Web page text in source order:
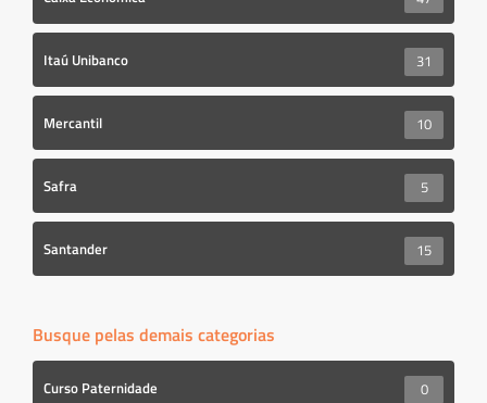
Itaú Unibanco 31
Mercantil 10
Safra 5
Santander 15
Busque pelas demais categorias
Curso Paternidade 0